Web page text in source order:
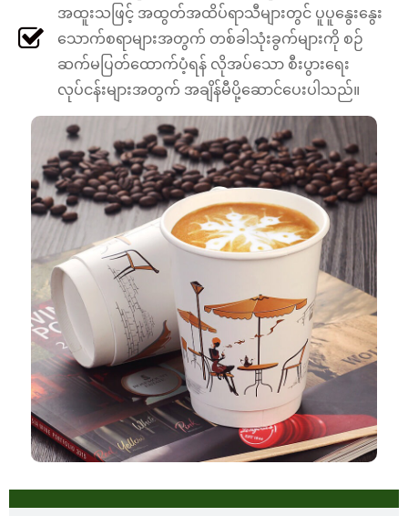
အထူးသဖြင့် အထွတ်အထိပ်ရာသီများတွင် ပူပူနွေးနွေး
သောက်စရာများအတွက် တစ်ခါသုံးခွက်များကို စဉ်
ဆက်မပြတ်ထောက်ပံ့ရန် လိုအပ်သော စီးပွားရေး
လုပ်ငန်းများအတွက် အချိန်မီပို့ဆောင်ပေးပါသည်။